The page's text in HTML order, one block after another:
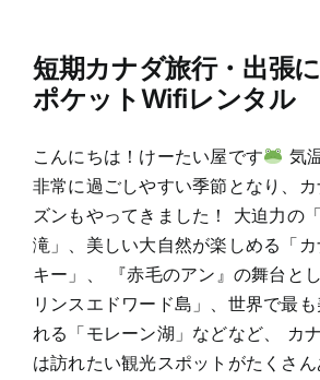
短期カナダ旅行・出張
ポケットWifiレンタル
こんにちは！けーたい屋です
気
非常に過ごしやすい季節となり、
ズンもやってきました！ 大迫力の
滝」、美しい大自然が楽しめる「
キー」、 『赤毛のアン』の舞台と
リンスエドワード島」、世界で最
れる「モレーン湖」などなど、 カ
は訪れたい観光スポットがたくさ